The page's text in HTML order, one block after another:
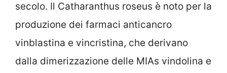
secolo. Il Catharanthus roseus è noto per la
produzione dei farmaci anticancro
vinblastina e vincristina, che derivano
dalla dimerizzazione delle MIAs vindolina e